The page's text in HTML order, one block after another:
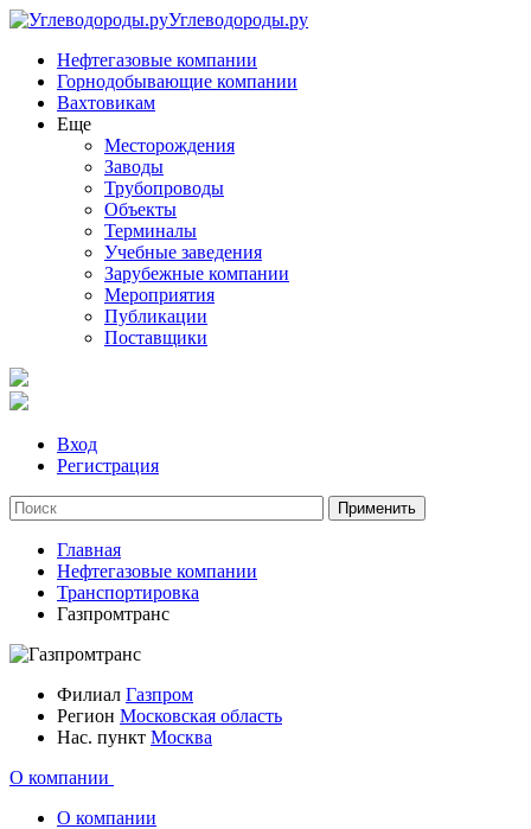
Углеводороды.ру
Нефтегазовые компании
Горнодобывающие компании
Вахтовикам
Еще
Месторождения
Заводы
Трубопроводы
Объекты
Терминалы
Учебные заведения
Зарубежные компании
Мероприятия
Публикации
Поставщики
Вход
Регистрация
Главная
Нефтегазовые компании
Транспортировка
Газпромтранс
Филиал Газпром
Регион Московская область
Нас. пункт Москва
О компании
О компании